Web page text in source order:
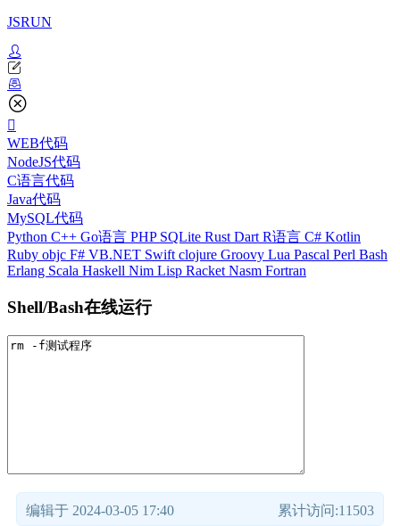
JSRUN
WEB代码
NodeJS代码
C语言代码
Java代码
MySQL代码
Python C++ Go语言 PHP SQLite Rust Dart R语言 C# Kotlin
Ruby objc F# VB.NET Swift clojure Groovy Lua Pascal Perl Bash
Erlang Scala Haskell Nim Lisp Racket Nasm Fortran
Shell/Bash在线运行
编辑于 2024-03-05 17:40 累计访问:11503